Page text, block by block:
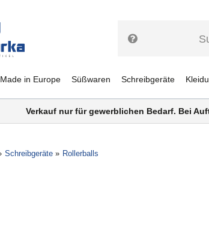
Made in Europe Süßwaren Schreibgeräte
Verkauf nur für gewerblichen Bedarf. Bei
Schreibgeräte Rollerballs